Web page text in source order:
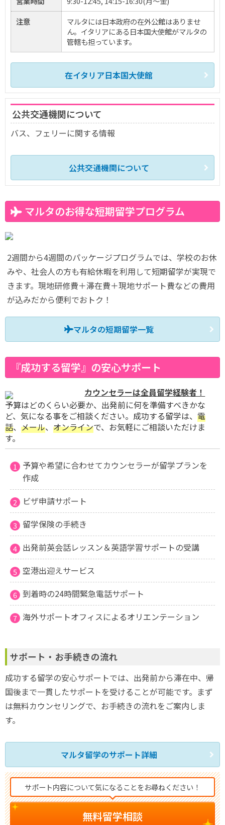
注意
マルタには日本政府の在外公館はありませ
ん。イタリアにある日本国大使館がマルタの
管轄も担っています。
在イタリア日本国大使館
公共交通機関について
バス、フェリーに関する情報
公共交通機関について
マルタのお得な短期留学プログラム
2週間から4週間のパッケージプログラムでは、学校のお休
みや、社会人の方も有給休暇を利用して短期留学が実現で
きます。現地研修費＋滞在費＋現地サポート費などの費用
が込みだから便利でおトク！
マルタの短期留学一覧
『成功する留学』の安心サポート
カウンセラーは全員留学経験者！
予算はどのくらい必要か、出発前に何を準備すべきかな
ど、気になる事をご相談ください。成功する留学は、 電
話、 メール、 オンラインで、お気軽にご相談いただけま
す。
予算や希望に合わせてカウンセラーが留学プランを
作成
ビザ申請サポート
留学保険の手続き
出発前英会話レッスン＆英語学習サポートの受講
空港出迎えサービス
到着時の24時間緊急電話サポート
海外サポートオフィスによるオリエンテーション
サポート・お手続きの流れ
成功する留学の安心サポートでは、出発前から滞在中、帰
国後まで一貫したサポートを受けることが可能です。まず
は無料カウンセリングで、お手続きの流れをご案内しま
す。
マルタ留学のサポート詳細
サポート内容について気になることをお尋ねください！
無料留学相談